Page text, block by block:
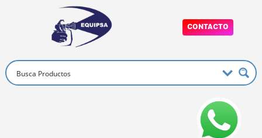
CONTACTO